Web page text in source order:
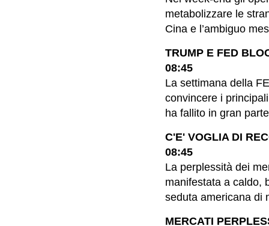
metabolizzare le
Cina e l’ambiguo
TRUMP E FED
08:45
La settimana della
convincere i
ha fallito in gran
C'E' VOGLIA DI
08:45
La perplessità dei
manifestata a caldo,
seduta americana di
MERCATI